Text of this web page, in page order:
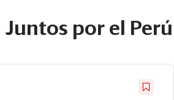
Juntos por el Perú